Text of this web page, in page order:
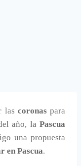
las coronaspara
año, la Pascua
una propuesta
en Pascua.